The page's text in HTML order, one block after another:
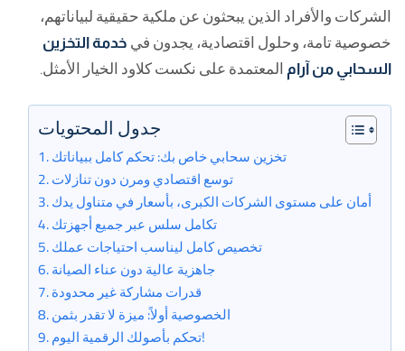
الشركات والأفراد الذين يبحثون عن ملكية حقيقية لبياناتهم،
خصوصية تامة، وحلول اقتصادية، يجدون في خدمة التخزين
السحابي من آرام المعتمدة على نكست كلاود الخيار الأمثل.
جدول المحتويات
تخزين سحابي خاص بك: تحكم كامل ببياناتك
توسع اقتصادي ومرن دون تنازلات
أمان على مستوى الشركات الكبرى، بأسعار في متناول يدك
تكامل سلس عبر جميع أجهزتك
تخصيص كامل ليناسب احتياجات عملك
جاهزية عالية دون عناء الصيانة
قدرات مشاركة غير محدودة
الخصوصية أولاً: ميزة لا تقدر بثمن
تحكم بأصولك الرقمية اليوم!